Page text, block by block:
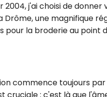
j'ai choisi de donner
une magnifique
la broderie au point
commence toujours